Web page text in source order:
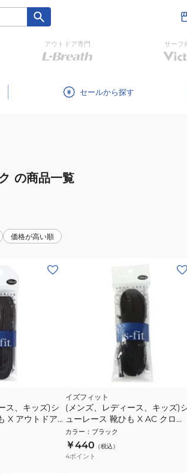
アウトドア専門 サーフ
セール
の商品一覧
価格が高い順
ス、キッズ)シ
X アウトドア
イズフィット
(メンズ、レディース、キッズ)
ューレース 靴ひも X AC クロ
130cm
カラー ： ブラック
￥440 （税込）
4ポイント